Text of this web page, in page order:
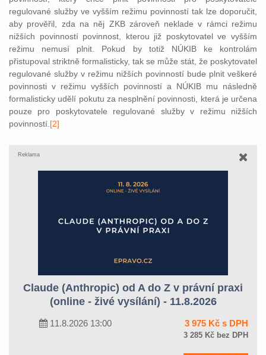
regulované služby ve vyšším režimu povinností tak lze doporučit,
aby prověřil, zda na něj ZKB zároveň neklade v rámci režimu
nižších povinností povinnost, kterou již poskytovatel ve vyšším
režimu nemusí plnit. Pokud by totiž NÚKIB ke kontrolám
přistupoval striktně formalisticky, tak se může stát, že poskytovatel
regulované služby v režimu nižších povinností bude plnit veškeré
povinnosti v režimu vyšších povinností a NÚKIB mu následně
formalisticky udělí pokutu za nesplnění povinnosti, která je určena
pouze pro poskytovatele regulované služby v režimu nižších
povinností. [2]
Reklama
Claude (Anthropic) od A do Z v právní praxi
(online - živé vysílání) - 11.8.2026
11.8.2026 13:00 3 975 Kč s DPH
3 285 Kč bez DPH